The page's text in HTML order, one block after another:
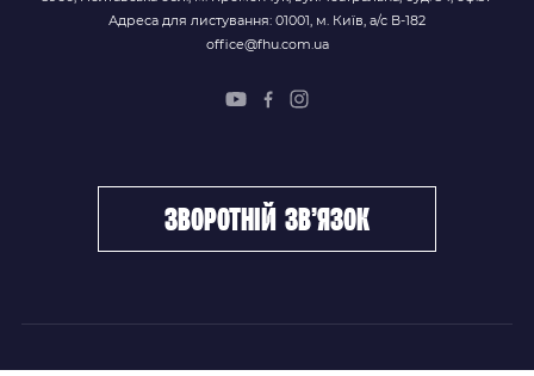
Адреса для листування: 01001, м. Київ, а/с В-182
office@fhu.com.ua
зворотній зв’язок